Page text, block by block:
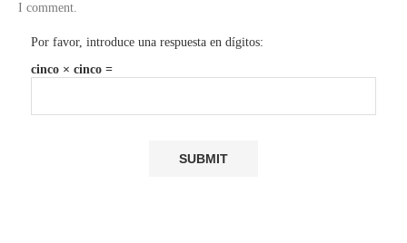
I comment.
Por favor, introduce una respuesta en dígitos:
cinco × cinco =